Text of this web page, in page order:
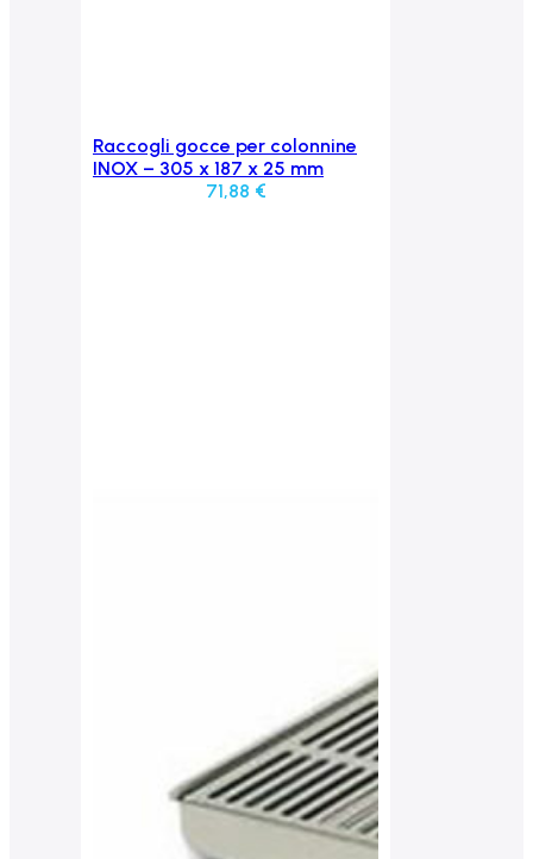
Aggiungi al carrello
Raccogli gocce per colonnine
INOX – 305 x 187 x 25 mm
71,88 €